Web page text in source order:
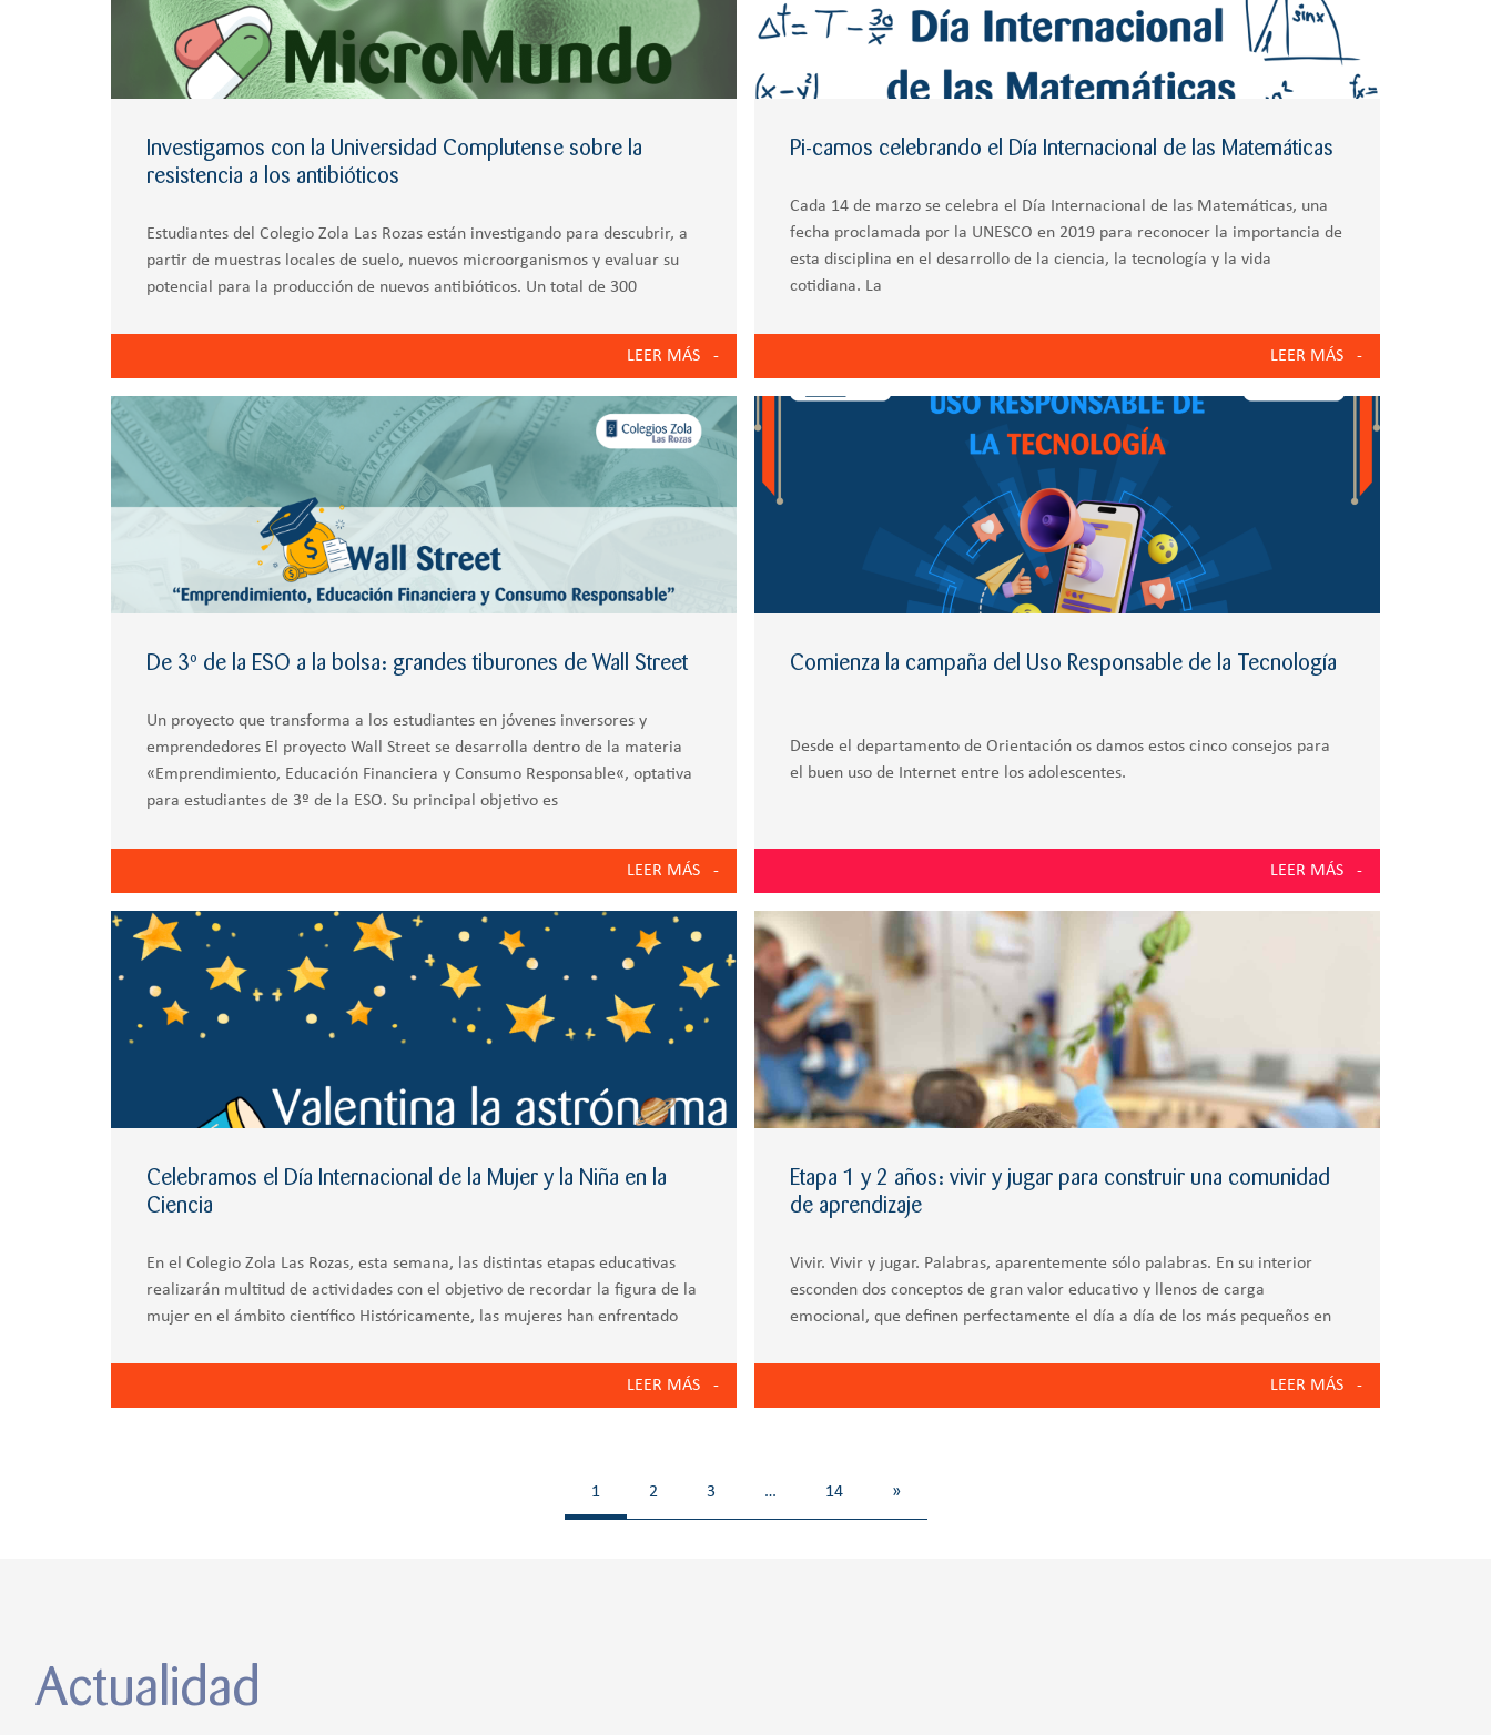
Investigamos con la Universidad Complutense sobre la
resistencia a los antibióticos
Estudiantes del Colegio Zola Las Rozas están investigando para descubrir, a
partir de muestras locales de suelo, nuevos microorganismos y evaluar su
potencial para la producción de nuevos antibióticos. Un total de 300
LEER MÁS
Pi-camos celebrando el Día Internacional de las Matemáticas
Cada 14 de marzo se celebra el Día Internacional de las Matemáticas, una
fecha proclamada por la UNESCO en 2019 para reconocer la importancia de
esta disciplina en el desarrollo de la ciencia, la tecnología y la vida
cotidiana. La
LEER MÁS
De 3º de la ESO a la bolsa: grandes tiburones de Wall Street
Un proyecto que transforma a los estudiantes en jóvenes inversores y
emprendedores El proyecto Wall Street se desarrolla dentro de la materia
«Emprendimiento, Educación Financiera y Consumo Responsable«, optativa
para estudiantes de 3º de la ESO. Su principal objetivo es
LEER MÁS
Comienza la campaña del Uso Responsable de la Tecnología
Desde el departamento de Orientación os damos estos cinco consejos para
el buen uso de Internet entre los adolescentes.
LEER MÁS
Celebramos el Día Internacional de la Mujer y la Niña en la
Ciencia
En el Colegio Zola Las Rozas, esta semana, las distintas etapas educativas
realizarán multitud de actividades con el objetivo de recordar la figura de la
mujer en el ámbito científico Históricamente, las mujeres han enfrentado
LEER MÁS
Etapa 1 y 2 años: vivir y jugar para construir una comunidad
de aprendizaje
Vivir. Vivir y jugar. Palabras, aparentemente sólo palabras. En su interior
esconden dos conceptos de gran valor educativo y llenos de carga
emocional, que definen perfectamente el día a día de los más pequeños en
LEER MÁS
1 2 3 … 14 »
Actualidad